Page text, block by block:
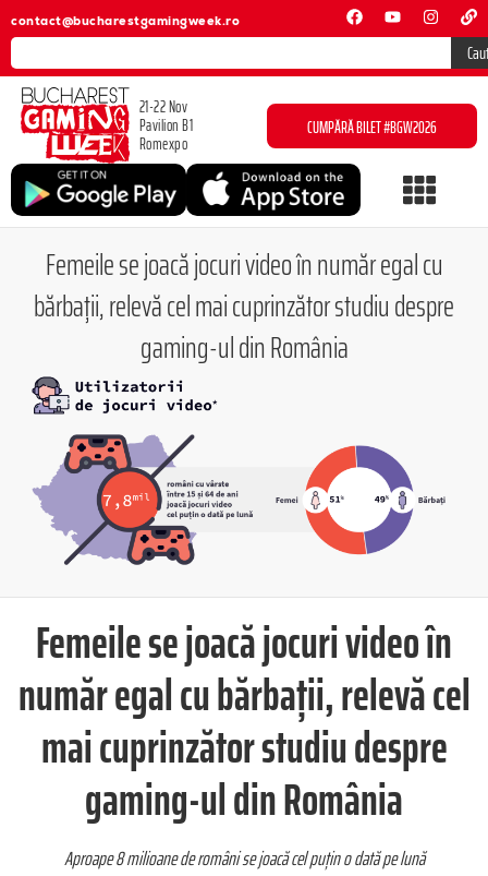
contact@bucharestgamingweek.ro
21-22 Nov
Pavilion B1
Romexpo
CUMPĂRĂ BILET #BGW2026
Femeile se joacă jocuri video în număr egal cu
bărbații, relevă cel mai cuprinzător studiu despre
gaming-ul din România
Femeile se joacă jocuri video în
număr egal cu bărbații, relevă cel
mai cuprinzător studiu despre
gaming-ul din România
Aproape 8 milioane de români se joacă cel puțin o dată pe lună